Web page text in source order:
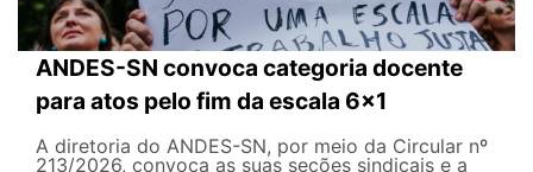
ANDES-SN convoca categoria docente
para atos pelo fim da escala 6x1
A diretoria do ANDES-SN, por meio da Circular nº
213/2026, convoca as suas seções sindicais e a